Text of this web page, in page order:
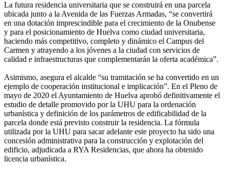
La futura residencia universitaria que se construirá en una parcela
ubicada junto a la Avenida de las Fuerzas Armadas, “se convertirá
en una dotación imprescindible para el crecimiento de la Onubense
y para el posicionamiento de Huelva como ciudad universitaria,
haciendo más competitivo, completo y dinámico el Campus del
Carmen y atrayendo a los jóvenes a la ciudad con servicios de
calidad e infraestructuras que complementarán la oferta académica”.
Asimismo, asegura el alcalde “su tramitación se ha convertido en un
ejemplo de cooperación institucional e implicación”. En el Pleno de
mayo de 2020 el Ayuntamiento de Huelva aprobó definitivamente el
estudio de detalle promovido por la UHU para la ordenación
urbanística y definición de los parámetros de edificabilidad de la
parcela donde está previsto construir la residencia. La fórmula
utilizada por la UHU para sacar adelante este proyecto ha sido una
concesión administrativa para la construcción y explotación del
edificio, adjudicada a RYA Residencias, que ahora ha obtenido
licencia urbanística.